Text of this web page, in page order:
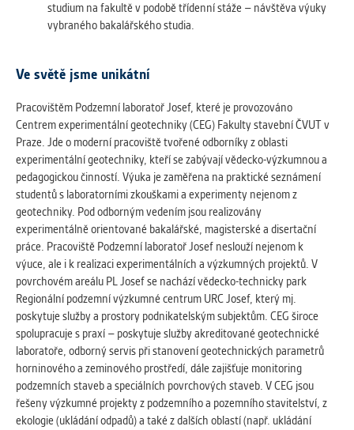
studium na fakultě v podobě třídenní stáže – návštěva výuky
vybraného bakalářského studia.
Ve světě jsme unikátní
Pracovištěm Podzemní laboratoř Josef, které je provozováno
Centrem experimentální geotechniky (CEG) Fakulty stavební ČVUT v
Praze. Jde o moderní pracoviště tvořené odborníky z oblasti
experimentální geotechniky, kteří se zabývají vědecko-výzkumnou a
pedagogickou činností. Výuka je zaměřena na praktické seznámení
studentů s laboratorními zkouškami a experimenty nejenom z
geotechniky. Pod odborným vedením jsou realizovány
experimentálně orientované bakalářské, magisterské a disertační
práce. Pracoviště Podzemní laboratoř Josef neslouží nejenom k
výuce, ale i k realizaci experimentálních a výzkumných projektů. V
povrchovém areálu PL Josef se nachází vědecko-technicky park
Regionální podzemní výzkumné centrum URC Josef, který mj.
poskytuje služby a prostory podnikatelským subjektům. CEG široce
spolupracuje s praxí – poskytuje služby akreditované geotechnické
laboratoře, odborný servis při stanovení geotechnických parametrů
horninového a zeminového prostředí, dále zajišťuje monitoring
podzemních staveb a speciálních povrchových staveb. V CEG jsou
řešeny výzkumné projekty z podzemního a pozemního stavitelství, z
ekologie (ukládání odpadů) a také z dalších oblastí (např. ukládání